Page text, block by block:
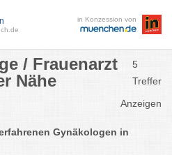
in Konzession von
/ Frauenarzt
Nähe
5
Treffer
Anzeigen
Gynäkologen in